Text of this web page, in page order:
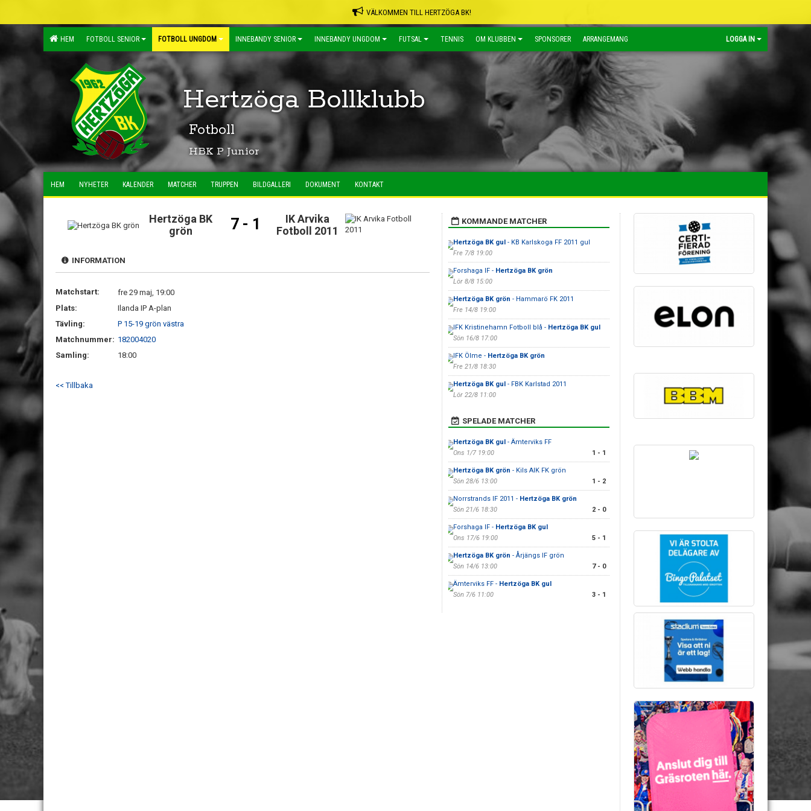
VÄLKOMMEN TILL HERTZÖGA BK!
HEM FOTBOLL SENIOR FOTBOLL UNGDOM INNEBANDY SENIOR INNEBANDY UNGDOM FUTSAL TENNIS OM KLUBBEN SPONSORER ARRANGEMANG LOGGA IN
Hertzöga Bollklubb
Fotboll
HBK P Junior
HEM NYHETER KALENDER MATCHER TRUPPEN BILDGALLERI DOKUMENT KONTAKT
Hertzöga BK
grön
7 - 1
IK Arvika
Fotboll 2011
INFORMATION
Matchstart:
fre 29 maj, 19:00
Plats:
Ilanda IP A-plan
Tävling:
P 15-19 grön västra
Matchnummer: 182004020
Samling:
18:00
<< Tillbaka
KOMMANDE MATCHER
Hertzöga BK gul- KB Karlskoga FF 2011 gul
Fre 7/8 19:00
Forshaga IF - Hertzöga BK grön
Lör 8/8 15:00
Hertzöga BK grön - Hammarö FK 2011
Fre 14/8 19:00
IFK Kristinehamn Fotboll blå - Hertzöga BK gul
Sön 16/8 17:00
IFK Ölme - Hertzöga BK grön
Fre 21/8 18:30
Hertzöga BK gul- FBK Karlstad 2011
Lör 22/8 11:00
SPELADE MATCHER
Hertzöga BK gul- Ämterviks FF
Ons 1/7 19:00
1 - 1
Hertzöga BK grön - Kils AIK FK grön
Sön 28/6 13:00
1 - 2
Norrstrands IF 2011 - Hertzöga BK grön
Sön 21/6 18:30
2 - 0
Forshaga IF - Hertzöga BK gul
Ons 17/6 19:00
5 - 1
Hertzöga BK grön - Årjängs IF grön
Sön 14/6 13:00
7 - 0
Ämterviks FF - Hertzöga BK gul
Sön 7/6 11:00
3 - 1